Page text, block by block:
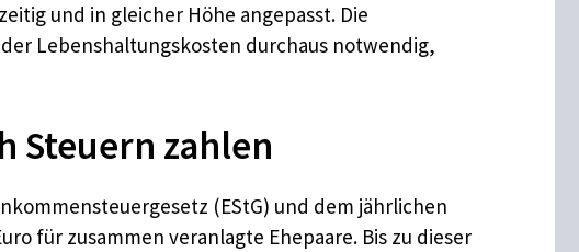
und in gleicher Höhe angepasst. Die
Lebenshaltungskosten durchaus notwendig,
Steuern zahlen
(EStG) und dem jährlichen
für zusammen veranlagte Ehepaare. Bis zu dieser